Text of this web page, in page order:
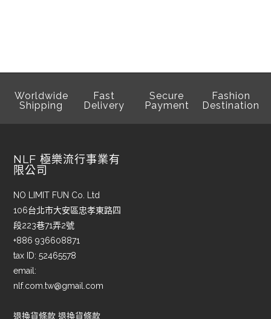
Worldwide
Shipping
Fast
Delivery
Secure
Payment
Fashion
Destination
NLF 極樂流行事業有
限公司
NO LIMIT FUN Co. Ltd
106台北市大安區忠孝東路四
段223巷71弄2號
+886 936608871
tax ID: 52465578
email:
nlf.com.tw@gmail.com
退換貨條款 退換貨條款